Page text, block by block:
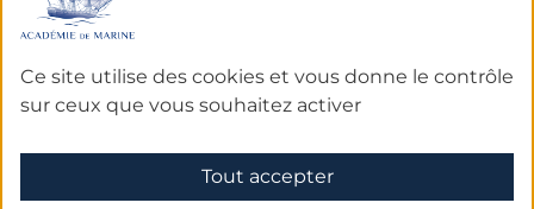
Ce site utilise des cookies et vous donne le contrôle
sur ceux que vous souhaitez activer
Tout accepter
Archives
données